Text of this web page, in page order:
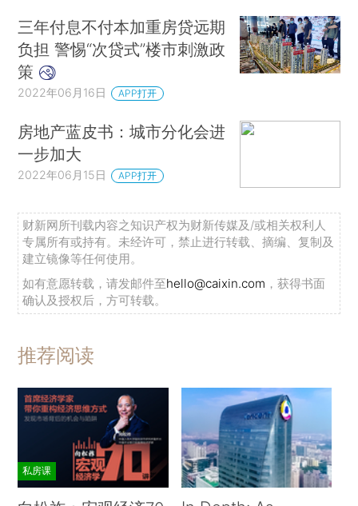
三年付息不付本加重房贷远期
负担 警惕“次贷式”楼市刺激政
策
2022年06月16日 APP打开
房地产蓝皮书：城市分化会进
一步加大
2022年06月15日 APP打开
财新网所刊载内容之知识产权为财新传媒及/或相关权利人
专属所有或持有。未经许可，禁止进行转载、摘编、复制及
建立镜像等任何使用。
如有意愿转载，请发邮件至hello@caixin.com ，获得书面
确认及授权后，方可转载。
推荐阅读
私房课